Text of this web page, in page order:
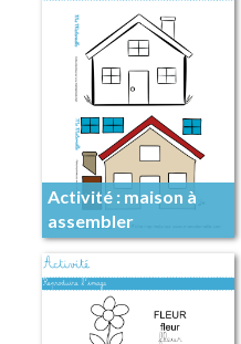
Activité : maison à
assembler